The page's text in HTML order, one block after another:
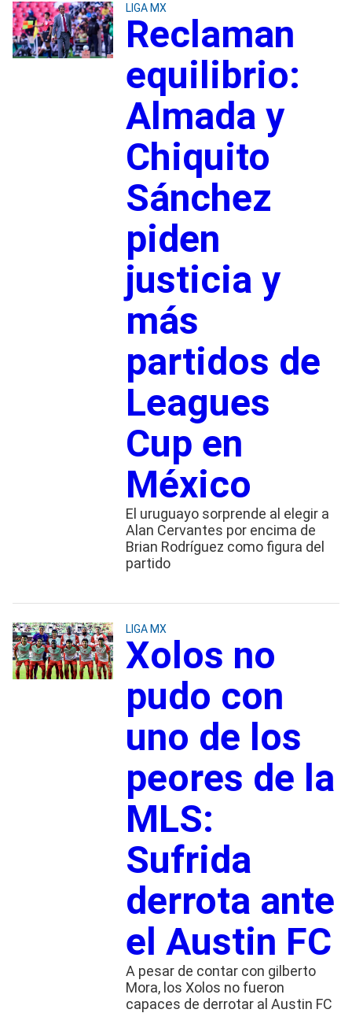
LIGA MX
Reclaman
equilibrio:
Almada y
Chiquito
Sánchez
piden
justicia y
más
partidos de
Leagues
Cup en
México
El uruguayo sorprende al elegir a
Alan Cervantes por encima de
Brian Rodríguez como figura del
partido
LIGA MX
Xolos no
pudo con
uno de los
peores de la
MLS:
Sufrida
derrota ante
el Austin FC
A pesar de contar con gilberto
Mora, los Xolos no fueron
capaces de derrotar al Austin FC